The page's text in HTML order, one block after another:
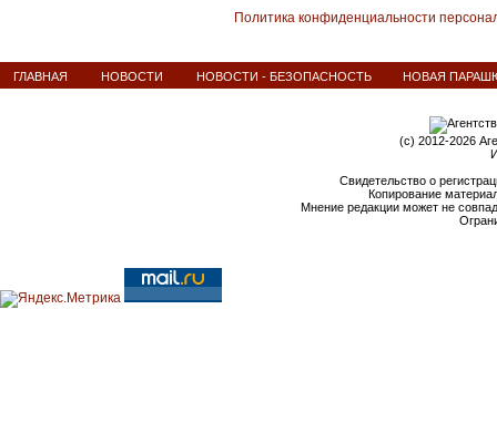
Политика конфиденциальности
ГЛАВНАЯ НОВОСТИ НОВОСТИ - БЕЗОПАСНОСТЬ НОВАЯ
(c) 2012-2026
Свидетельство о
Копирование
Мнение редакции может не